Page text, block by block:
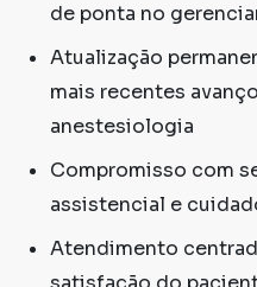
de ponta no
Atualização
mais recentes
anestesiologia
Compromisso com
assistencial e
Atendimento